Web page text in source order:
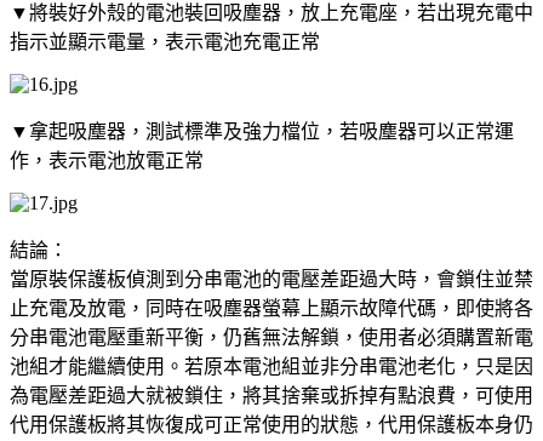
▼將裝好外殼的電池裝回吸塵器，放上充電座，若出現充電中
指示並顯示電量，表示電池充電正常
▼拿起吸塵器，測試標準及強力檔位，若吸塵器可以正常運
作，表示電池放電正常
結論：
當原裝保護板偵測到分串電池的電壓差距過大時，會鎖住並禁
止充電及放電，同時在吸塵器螢幕上顯示故障代碼，即使將各
分串電池電壓重新平衡，仍舊無法解鎖，使用者必須購置新電
池組才能繼續使用。若原本電池組並非分串電池老化，只是因
為電壓差距過大就被鎖住，將其捨棄或拆掉有點浪費，可使用
代用保護板將其恢復成可正常使用的狀態，代用保護板本身仍